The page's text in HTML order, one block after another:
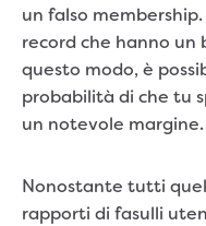
un falso
record che hanno un
questo modo, è
probabilità di che tu
un notevole margine.
Nonostante tutti
rapporti di fasulli